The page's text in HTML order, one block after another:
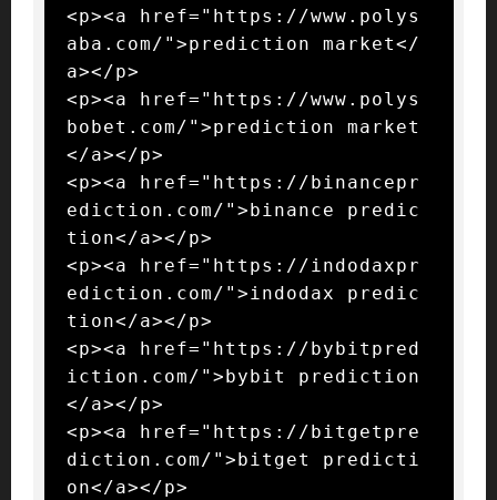
<p><a href="https://www.polys
aba.com/">prediction market</
a></p>
<p><a href="https://www.polys
bobet.com/">prediction market
</a></p>
<p><a href="https://binancepr
ediction.com/">binance predic
tion</a></p>
<p><a href="https://indodaxpr
ediction.com/">indodax predic
tion</a></p>
<p><a href="https://bybitpred
iction.com/">bybit prediction
</a></p>
<p><a href="https://bitgetpre
diction.com/">bitget predicti
on</a></p>